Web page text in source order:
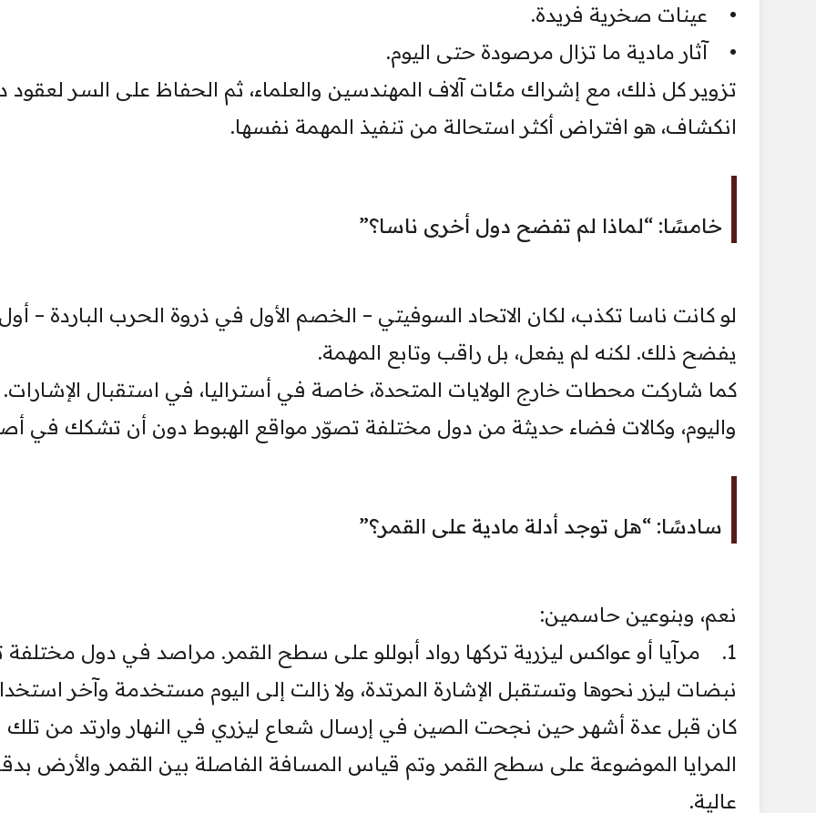
• عينات صخرية فريدة.
• آثار مادية ما تزال مرصودة حتى اليوم.
تزوير كل ذلك، مع إشراك مئات آلاف المهندسين والعلماء، ثم الحفاظ على السر لعقود
انكشاف، هو افتراض أكثر استحالة من تنفيذ المهمة نفسها.
خامسًا: “لماذا لم تفضح دول أخرى ناسا؟”
لو كانت ناسا تكذب، لكان الاتحاد السوفيتي – الخصم الأول في ذروة الحرب الباردة –
يفضح ذلك. لكنه لم يفعل، بل راقب وتابع المهمة.
كما شاركت محطات خارج الولايات المتحدة، خاصة في أستراليا، في استقبال الإشارات.
واليوم، وكالات فضاء حديثة من دول مختلفة تصوّر مواقع الهبوط دون أن تشكك في
سادسًا: “هل توجد أدلة مادية على القمر؟”
نعم، وبنوعين حاسمين:
1. مرآيا أو عواكس ليزرية تركها رواد أبوللو على سطح القمر. مراصد في دول
نبضات ليزر نحوها وتستقبل الإشارة المرتدة، ولا زالت إلى اليوم مستخدمة وآخر
كان قبل عدة أشهر حين نجحت الصين في إرسال شعاع ليزري في النهار وارتد من تلك
المرايا الموضوعة على سطح القمر وتم قياس المسافة الفاصلة بين القمر والأرض
عالية.